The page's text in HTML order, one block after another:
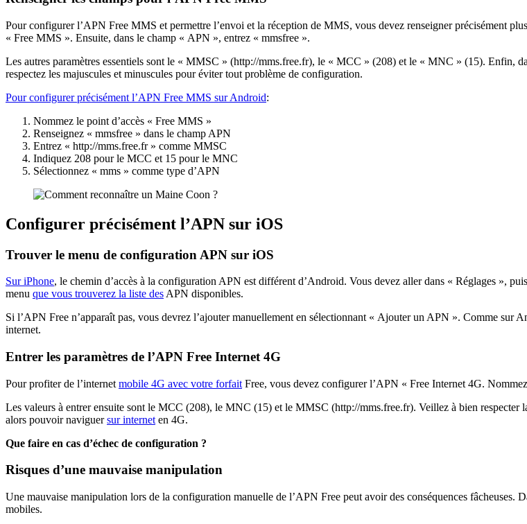
Pour configurer l’APN Free MMS et permettre l’envoi et la réception de MMS, vous devez renseigner précisément
« Free MMS ». Ensuite, dans le champ « APN », entrez « mmsfree ».
Les autres paramètres essentiels sont le « MMSC » (http://mms.free.fr), le « MCC » (208) et le « MNC » (15). Enfin,
respectez les majuscules et minuscules pour éviter tout problème de configuration.
Pour configurer précisément l’APN Free MMS sur Android:
Nommez le point d’accès « Free MMS »
Renseignez « mmsfree » dans le champ APN
Entrez « http://mms.free.fr » comme MMSC
Indiquez 208 pour le MCC et 15 pour le MNC
Sélectionnez « mms » comme type d’APN
Configurer précisément l’APN sur iOS
Trouver le menu de configuration APN sur iOS
Sur iPhone, le chemin d’accès à la configuration APN est différent d’Android. Vous devez aller dans « Réglages »,
menu que vous trouverez la liste des APN disponibles.
Si l’APN Free n’apparaît pas, vous devrez l’ajouter manuellement en sélectionnant « Ajouter un APN ». Comme sur
internet.
Entrer les paramètres de l’APN Free Internet 4G
Pour profiter de l’internet mobile 4G avec votre forfait Free, vous devez configurer l’APN « Free Internet 4G.
Les valeurs à entrer ensuite sont le MCC (208), le MNC (15) et le MMSC (http://mms.free.fr). Veillez à bien respecter
alors pouvoir naviguersur internet en 4G.
Que faire en cas d’échec de configuration ?
Risques d’une mauvaise manipulation
Une mauvaise manipulation lors de la configuration manuelle de l’APN Free peut avoir des conséquences fâcheuses.
mobiles.